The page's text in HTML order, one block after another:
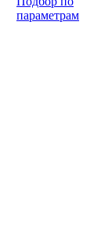
параметрам